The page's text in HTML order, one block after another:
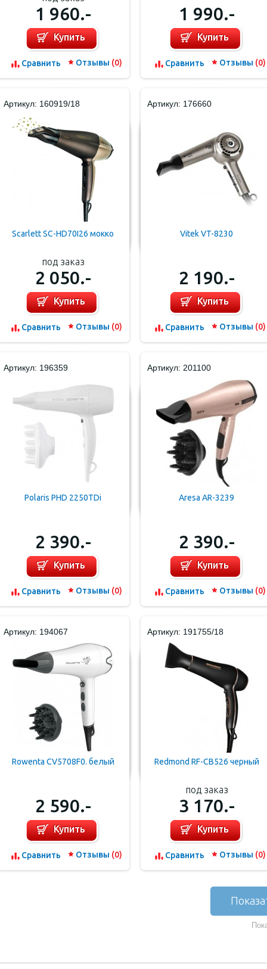
1 960.-
Купить
Cравнить Отзывы (0)
1 990.-
Купить
Cравнить Отзывы (0)
Артикул: 160919/18
Scarlett SC-HD70I26 мокко
под заказ
2 050.-
Купить
Cравнить Отзывы (0)
Артикул: 176660
Vitek VT-8230
2 190.-
Купить
Cравнить Отзывы (0)
Артикул: 196359
Polaris PHD 2250TDi
2 390.-
Купить
Cравнить Отзывы (0)
Артикул: 201100
Aresa AR-3239
2 390.-
Купить
Cравнить Отзывы (0)
Артикул: 194067
Rowenta CV5708F0. белый
2 590.-
Купить
Cравнить Отзывы (0)
Артикул: 191755/18
Redmond RF-CB526 черный
под заказ
3 170.-
Купить
Cравнить Отзывы (0)